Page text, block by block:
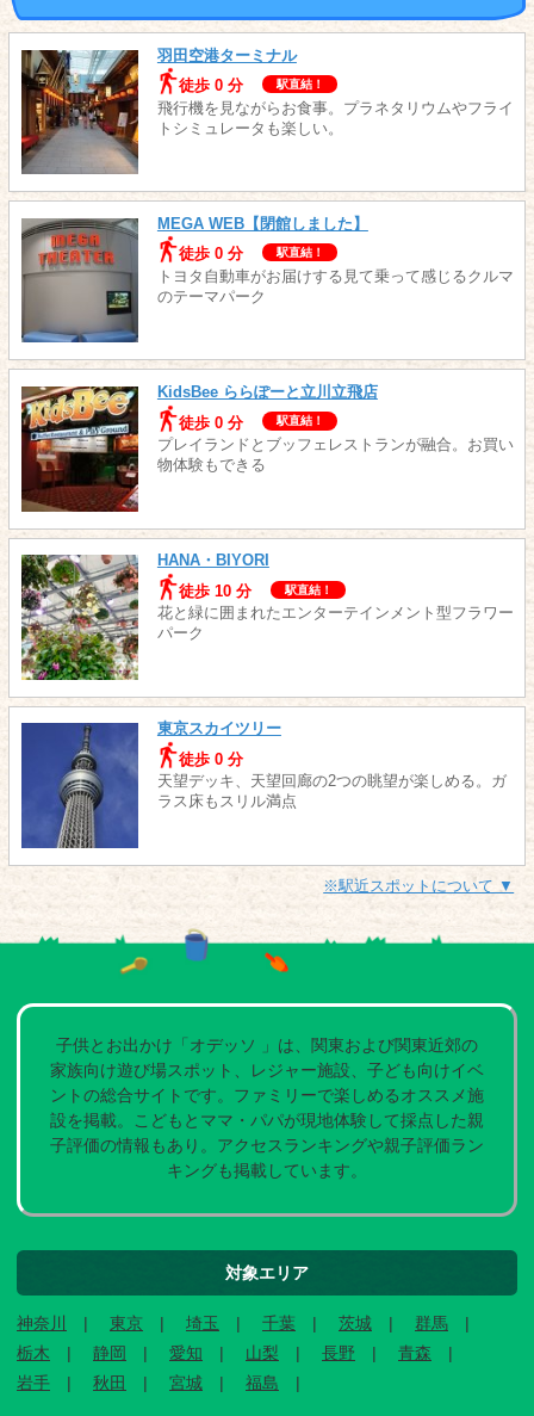
羽田空港ターミナル
徒歩 0 分
駅直結！
飛行機を見ながらお食事。プラネタリウムやフライ
トシミュレータも楽しい。
MEGA WEB【閉館しました】
徒歩 0 分
駅直結！
トヨタ自動車がお届けする見て乗って感じるクルマ
のテーマパーク
KidsBee ららぽーと立川立飛店
徒歩 0 分
駅直結！
プレイランドとブッフェレストランが融合。お買い
物体験もできる
HANA・BIYORI
徒歩 10 分
駅直結！
花と緑に囲まれたエンターテインメント型フラワー
パーク
東京スカイツリー
徒歩 0 分
天望デッキ、天望回廊の2つの眺望が楽しめる。ガ
ラス床もスリル満点
※駅近スポットについて ▼
子供とお出かけ「オデッソ 」は、関東および関東近郊の
家族向け遊び場スポット、レジャー施設、子ども向けイベ
ントの総合サイトです。ファミリーで楽しめるオススメ施
設を掲載。こどもとママ・パパが現地体験して採点した親
子評価の情報もあり。アクセスランキングや親子評価ラン
キングも掲載しています。
対象エリア
神奈川 東京 埼玉 千葉 茨城
群馬
栃木
静岡 愛知 山梨 長野
青森
岩手
秋田 宮城 福島